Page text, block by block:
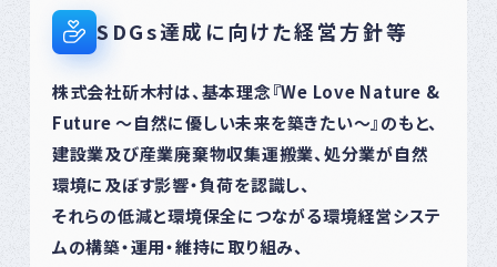
SDGs達成に向けた経営方針等
株式会社斫木村は、基本理念『We Love Nature &
Future ～自然に優しい未来を築きたい～』のもと、
建設業及び産業廃棄物収集運搬業、処分業が自然
環境に及ぼす影響・負荷を認識し、
それらの低減と環境保全につながる環境経営システ
ムの構築・運用・維持に取り組み、